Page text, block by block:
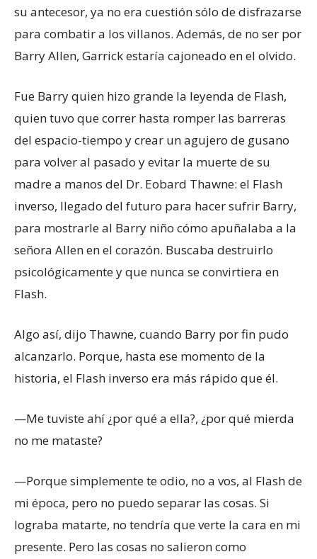
su antecesor, ya no era cuestión sólo de disfrazarse
para combatir a los villanos. Además, de no ser por
Barry Allen, Garrick estaría cajoneado en el olvido.
Fue Barry quien hizo grande la leyenda de Flash,
quien tuvo que correr hasta romper las barreras
del espacio-tiempo y crear un agujero de gusano
para volver al pasado y evitar la muerte de su
madre a manos del Dr. Eobard Thawne: el Flash
inverso, llegado del futuro para hacer sufrir Barry,
para mostrarle al Barry niño cómo apuñalaba a la
señora Allen en el corazón. Buscaba destruirlo
psicológicamente y que nunca se convirtiera en
Flash.
Algo así, dijo Thawne, cuando Barry por fin pudo
alcanzarlo. Porque, hasta ese momento de la
historia, el Flash inverso era más rápido que él.
—Me tuviste ahí ¿por qué a ella?, ¿por qué mierda
no me mataste?
—Porque simplemente te odio, no a vos, al Flash de
mi época, pero no puedo separar las cosas. Si
lograba matarte, no tendría que verte la cara en mi
presente. Pero las cosas no salieron como